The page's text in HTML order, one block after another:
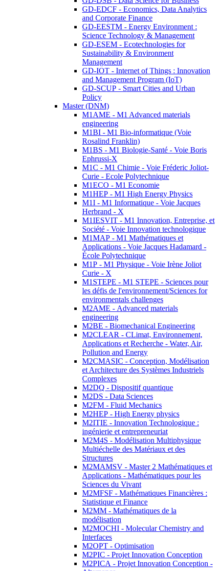
GD-EDCF - Economics, Data Analytics
and Corporate Finance
GD-EESTM - Energy Environment :
Science Technology & Management
GD-ESEM - Ecotechnologies for
Sustainability & Environment
Management
GD-IOT - Internet of Things : Innovation
and Management Program (IoT)
GD-SCUP - Smart Cities and Urban
Policy
Master (DNM)
M1AME - M1 Advanced materials
engineering
M1BI - M1 Bio-informatique (Voie
Rosalind Franklin)
M1BS - M1 Biologie-Santé - Voie Boris
Ephrussi-X
M1C - M1 Chimie - Voie Fréderic Joliot-
Curie - Ecole Polytechnique
M1ECO - M1 Economie
M1HEP - M1 High Energy Physics
M1I - M1 Informatique - Voie Jacques
Herbrand - X
M1IESVIT - M1 Innovation, Entreprise, et
Société - Voie Innovation technologique
M1MAP - M1 Mathématiques et
Applications - Voie Jacques Hadamard -
École Polytechnique
M1P - M1 Physique - Voie Irène Joliot
Curie - X
M1STEPE - M1 STEPE - Sciences pour
les défis de l'environnement/Sciences for
environmentals challenges
M2AME - Advanced materials
engineering
M2BE - Biomechanical Engineering
M2CLEAR - CLimat, Environnement,
Applications et Recherche - Water, Air,
Pollution and Energy
M2CMASIC - Conception, Modélisation
et Architecture des Systèmes Industriels
Complexes
M2DQ - Dispositif quantique
M2DS - Data Sciences
M2FM - Fluid Mechanics
M2HEP - High Energy physics
M2ITIE - Innovation Technologique :
ingénierie et entrepreneuriat
M2M4S - Modélisation Multiphysique
Multiéchelle des Matériaux et des
Structures
M2MAMSV - Master 2 Mathématiques et
Applications - Mathématiques pour les
Sciences du Vivant
M2MFSF - Mathématiques Financières :
Statistique et Finance
M2MM - Mathématiques de la
modélisation
M2MOCHI - Molecular Chemistry and
Interfaces
M2OPT - Optimisation
M2PIC - Projet Innovation Conception
M2PICA - Projet Innovation Conception -